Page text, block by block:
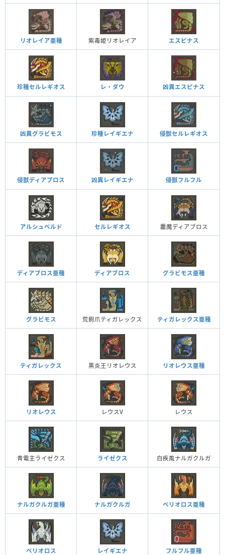
リオレイア亜種 紫毒姫リオレイア エスピナス
珍種セルレギオス レ・ダウ 凶異エスピナス
凶異グラビモス 珍種レイギエナ 侵獣セルレギオス
侵獣ディアブロス 凶異レイギエナ 侵獣フルフル
アルシュベルド セルレギオス 鏖魔ディアブロス
ディアブロス亜種 ディアブロス グラビモス亜種
グラビモス 荒鉤爪ティガレックス ティガレックス亜種
ティガレックス 黒炎王リオレウス リオレウス亜種
リオレウス レウスV レウス
青電主ライゼクス ライゼクス 白疾風ナルガクルガ
ナルガクルガ亜種 ナルガクルガ ベリオロス亜種
ベリオロス レイギエナ フルフル亜種